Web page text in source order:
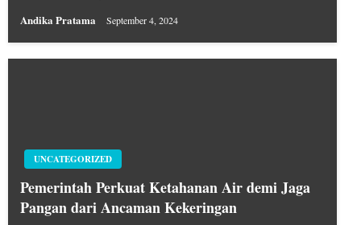
Andika Pratama September 4, 2024
UNCATEGORIZED
Pemerintah Perkuat Ketahanan Air demi Jaga
Pangan dari Ancaman Kekeringan